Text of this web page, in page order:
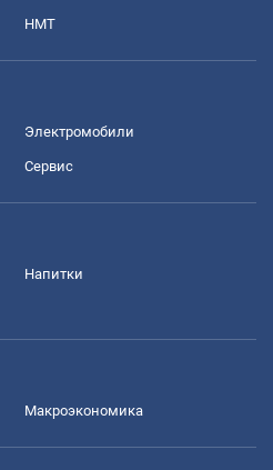
НМТ
Электромобили
Сервис
Напитки
Mакроэкономика